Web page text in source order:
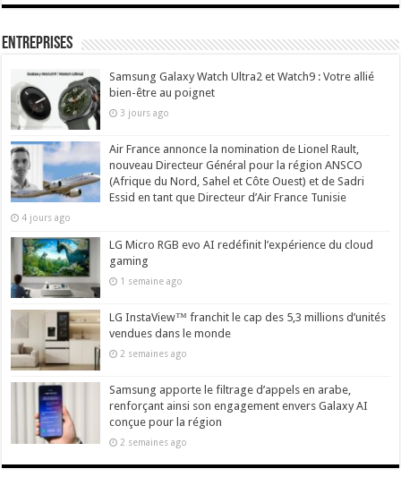
Entreprises
Samsung Galaxy Watch Ultra2 et Watch9 : Votre allié
bien-être au poignet
3 jours ago
Air France annonce la nomination de Lionel Rault,
nouveau Directeur Général pour la région ANSCO
(Afrique du Nord, Sahel et Côte Ouest) et de Sadri
Essid en tant que Directeur d’Air France Tunisie
4 jours ago
LG Micro RGB evo AI redéfinit l’expérience du cloud
gaming
1 semaine ago
LG InstaView™ franchit le cap des 5,3 millions d’unités
vendues dans le monde
2 semaines ago
Samsung apporte le filtrage d’appels en arabe,
renforçant ainsi son engagement envers Galaxy AI
conçue pour la région
2 semaines ago